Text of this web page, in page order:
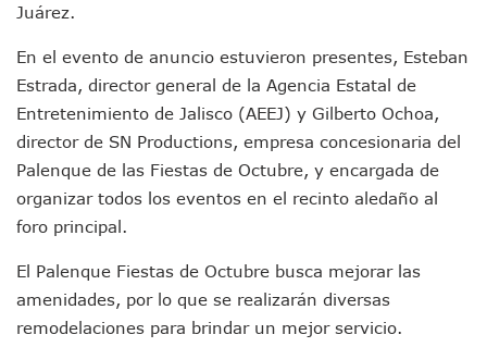
Morena Cierra Filas Por La Defensa Del Agua De Calidad
Hallazgo De Yareli Colmenares Tovar Eleva A 4 Cuerpos
Regresa A Puerto Vallarta La Premiación Nacional De La
Ra Aguilar Acompaña A Cientos De Familias En Las
Oleaje Y Riesgo Por Cocodrilos Mantienen Restricciones
“Kato” Supera El Abandono Y Comienza Una Nueva Vida
México Necesitaba 600 Mil Empleos; Solo Generó 262 Mil
ATM Incorpora 20 Nuevos Camiones Al Corredor Bahía
Colectivos Piden A Lemus Más Ministerios Públicos Para
Avenida Federación En Puerto Vallarta Registra 80% De
Caída De “El Mencho” Elevó Percepción De Inseguridad
Juárez.
En el evento de anuncio estuvieron presentes, Esteban
Estrada, director general de la Agencia Estatal de
Entretenimiento de Jalisco (AEEJ) y Gilberto Ochoa,
director de SN Productions, empresa concesionaria del
Palenque de las Fiestas de Octubre, y encargada de
organizar todos los eventos en el recinto aledaño al
foro principal.
El Palenque Fiestas de Octubre busca mejorar las
amenidades, por lo que se realizarán diversas
remodelaciones para brindar un mejor servicio.